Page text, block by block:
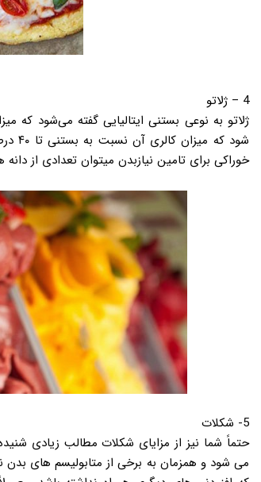
4 – ژلاتو
ژلاتو به نوعی بستنی ایتالیایی گفته می‌شود
شود
خوراکی برای تامین نیازبدن میتوان تعدادی از
5- شکلات
حتماً شما نیز از مزایای شکلات مطالب زیادی
می شود و همزمان به برخی از متابولیسم های